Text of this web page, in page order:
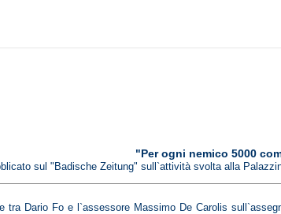
"Per ogni nemico 5000
sul "Badische Zeitung" sull`attività svolta alla
tra Dario Fo e l`assessore Massimo De Carolis